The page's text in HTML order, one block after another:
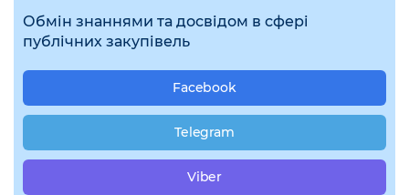
Обмін знаннями та досвідом в сфері
публічних закупівель
Facebook
Telegram
Viber